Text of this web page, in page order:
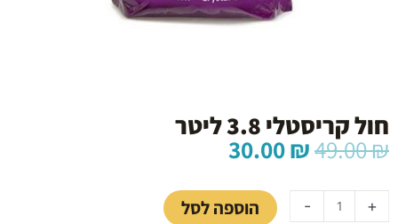
חול קריסטלי 3.8 ליטר
49.00₪ המחיר
המקורי
היה:
49.00 ₪.
30.00₪ המחיר
הוא:
30.00 ₪. -
של
חול
+ הוספה לסל